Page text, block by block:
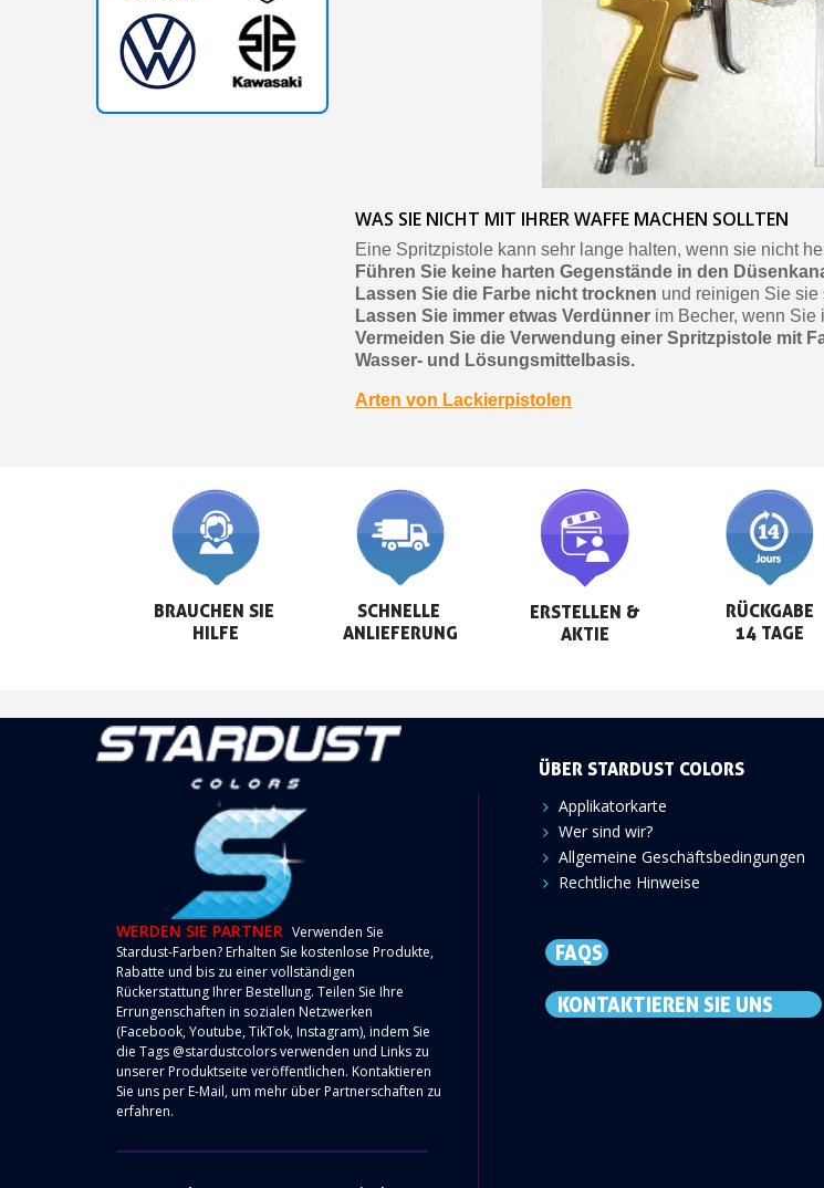
WAS SIE NICHT MIT IHRER WAFFE MACHEN SOLLTEN
Eine Spritzpistole kann sehr lange halten, wenn sie nicht
Führen Sie keine harten Gegenstände in den
Lassen Sie die Farbe nicht trocknen und reinigen Sie sie
Lassen Sie immer etwas Verdünner im Becher, wenn Sie
Vermeiden Sie die Verwendung einer Spritzpistole mit
Wasser- und Lösungsmittelbasis.
Arten von Lackierpistolen
BRAUCHEN SIE
HILFE
SCHNELLE
ANLIEFERUNG
ERSTELLEN &
AKTIE
RÜCKGABE
14 TAGE
WERDEN SIE PARTNER Verwenden Sie
Stardust-Farben? Erhalten Sie kostenlose Produkte,
Rabatte und bis zu einer vollständigen
Rückerstattung Ihrer Bestellung. Teilen Sie Ihre
Errungenschaften in sozialen Netzwerken
(Facebook, Youtube, TikTok, Instagram), indem Sie
die Tags @stardustcolors verwenden und Links zu
unserer Produktseite veröffentlichen. Kontaktieren
Sie uns perE-Mail, um mehr über Partnerschaften zu
erfahren.
ÜBER STARDUST COLORS
Applikatorkarte
Wer sind wir?
Allgemeine Geschäftsbedingungen
Rechtliche Hinweise
FAQS
KONTAKTIEREN SIE UNS